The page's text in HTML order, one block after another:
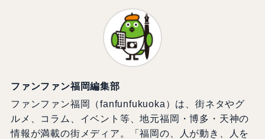
ファンファン福岡編集部
ファンファン福岡（fanfunfukuoka）は、街ネタやグ
ルメ、コラム、イベント等、地元福岡・博多・天神の
情報が満載の街メディア。「福岡の、人が動き、人を